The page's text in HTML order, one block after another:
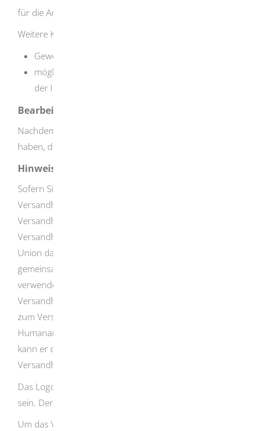
für die Anzeige: keine
Weitere Kosten können entstehen, z.B. für die
Gewerbeanmeldung sowie
möglicherweise notwendige Sachkenntnisprüfung vor
der IHK
Bearbeitungsdauer
Nachdem Sie die Aufnahme Ihrer Tätigkeit angezeigt
haben, dürfen Sie mit dem Einzelhandel beginnen.
Hinweise
Sofern Sie für die freiverkäuflichen Arzneimittel einen
Versandhandel betreiben möchten, müssen Sie sich im
Versandhandelsregister registrieren, da jeder
Versandhändler von Arzneimitteln in der Europäischen
Union dazu verpflichtet ist, auf seinen Websites das
gemeinsame europäische Versandhandelslogo zu
verwenden. Es zeigt Verbrauchern, dass ein
Versandhändler nach seinem jeweiligen nationalen Recht
zum Versandhandel über das Internet mit
Humanarzneimitteln berechtigt ist. Auf den ersten Blick
kann er den Mitgliedstaat erkennen, in dem der
Versandhändler niedergelassen ist.
Das Logo muss gut sichtbar auf der Internetseite platziert
sein. Der Klick führt zum Versandhandelsregister.
Um das Versandhandelslogo für Ihr Gewerbe zu